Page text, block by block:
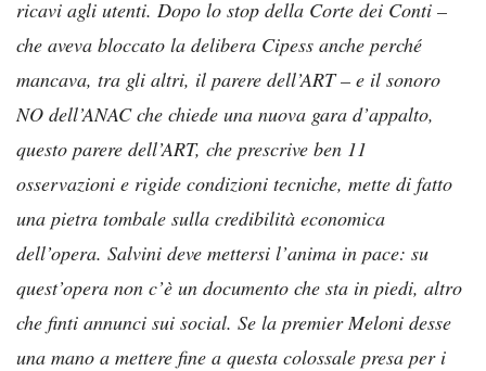
ricavi agli utenti. Dopo lo stop della Corte dei Conti –
che aveva bloccato la delibera Cipess anche perché
mancava, tra gli altri, il parere dell’ART – e il sonoro
NO dell’ANAC che chiede una nuova gara d’appalto,
questo parere dell’ART, che prescrive ben 11
osservazioni e rigide condizioni tecniche, mette di fatto
una pietra tombale sulla credibilità economica
dell’opera. Salvini deve mettersi l’anima in pace: su
quest’opera non c’è un documento che sta in piedi, altro
che finti annunci sui social. Se la premier Meloni desse
una mano a mettere fine a questa colossale presa per i